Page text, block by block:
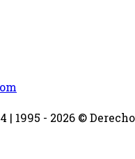
| 1995 - 2026 ©